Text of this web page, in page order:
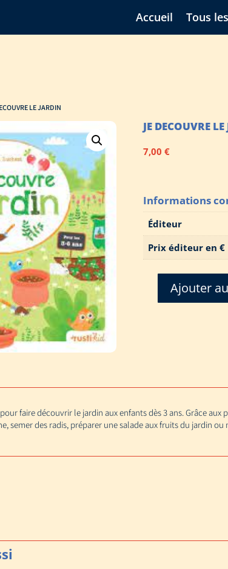
Accueil Tous
LE JARDIN
JE DECOUVRE
7,00€
Informations
Éditeur
Prix éditeur en €
quantitéAjouter
faire découvrir le jardin aux enfants dès 3 ans. Grâce aux
semer des radis, préparer une salade aux fruits du jardin ou